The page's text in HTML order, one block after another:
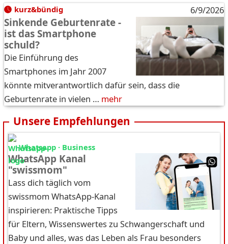
kurz&bündig 6/9/2026
Sinkende Geburtenrate -
ist das Smartphone
schuld?
Die Einführung des
Smartphones im Jahr 2007
könnte mitverantwortlich dafür sein, dass die
Geburtenrate in vielen … mehr
Unsere Empfehlungen
Whatsapp · Business
WhatsApp Kanal
"swissmom"
Lass dich täglich vom
swissmom WhatsApp-Kanal
inspirieren: Praktische Tipps
für Eltern, Wissenswertes zu Schwangerschaft und
Baby und alles, was das Leben als Frau besonders